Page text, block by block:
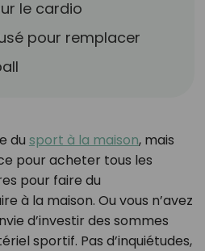
le cardio
pour remplacer
du sport à la maison, mais
pour acheter tous les
pour faire du
à la maison. Ou vous n’avez
d’investir des sommes
sportif. Pas d’inquiétudes,